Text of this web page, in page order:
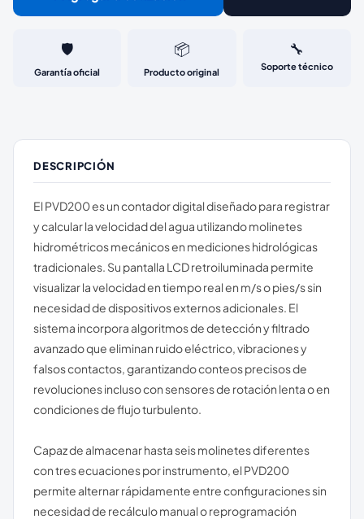
🛡️
Garantía oficial
📦
Producto original
🔧
Soporte técnico
DESCRIPCIÓN
El PVD200 es un contador digital diseñado para registrar
y calcular la velocidad del agua utilizando molinetes
hidrométricos mecánicos en mediciones hidrológicas
tradicionales. Su pantalla LCD retroiluminada permite
visualizar la velocidad en tiempo real en m/s o pies/s sin
necesidad de dispositivos externos adicionales. El
sistema incorpora algoritmos de detección y filtrado
avanzado que eliminan ruido eléctrico, vibraciones y
falsos contactos, garantizando conteos precisos de
revoluciones incluso con sensores de rotación lenta o en
condiciones de flujo turbulento.
Capaz de almacenar hasta seis molinetes diferentes
con tres ecuaciones por instrumento, el PVD200
permite alternar rápidamente entre configuraciones sin
necesidad de recálculo manual o reprogramación